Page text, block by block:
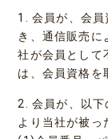
1. 会員が、会員
き、通信販売に
社が会員として
は、会員資格を
2. 会員が、以
より当社が被っ